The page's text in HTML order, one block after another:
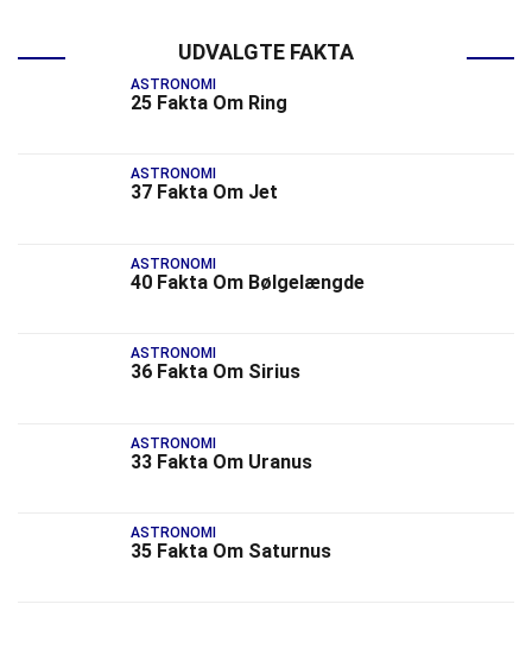
UDVALGTE FAKTA
ASTRONOMI
25 Fakta Om Ring
ASTRONOMI
37 Fakta Om Jet
ASTRONOMI
40 Fakta Om Bølgelængde
ASTRONOMI
36 Fakta Om Sirius
ASTRONOMI
33 Fakta Om Uranus
ASTRONOMI
35 Fakta Om Saturnus